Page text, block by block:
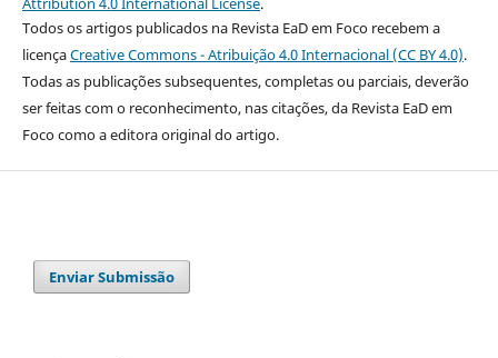
Todos os artigos publicados na Revista EaD em Foco recebem a
licençaCreative Commons - Atribuição 4.0 Internacional (CC BY 4.0).
Todas as publicações subsequentes, completas ou parciais, deverão
ser feitas com o reconhecimento, nas citações, da Revista EaD em
Foco como a editora original do artigo.
Enviar Submissão